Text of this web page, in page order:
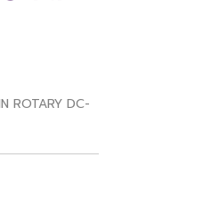
ROTARY DC-